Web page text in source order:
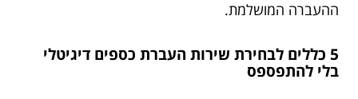
ההעברה המושלמת.
5 כללים לבחירת שירות העברת כספים דיגיטלי
בלי להתפספס